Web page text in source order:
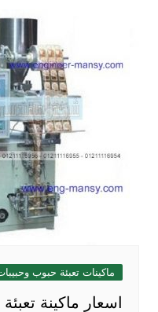
ماكينات تعبئة حبوب
اسعار ماكينة